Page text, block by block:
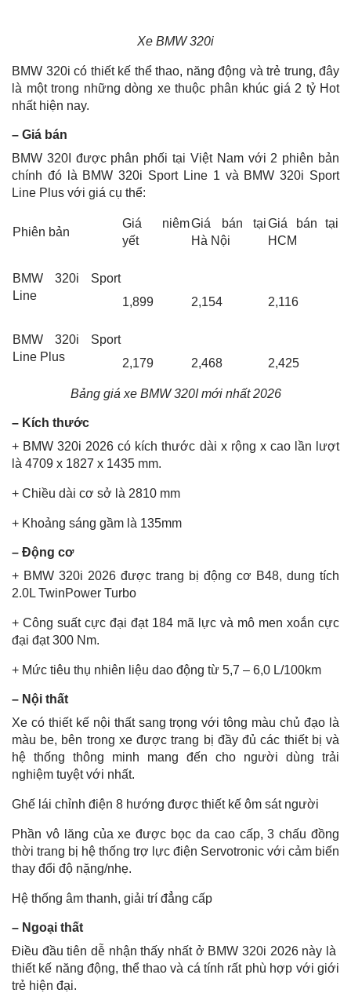
Xe BMW 320i
BMW 320i có thiết kế thể thao, năng động và trẻ trung, đây
là một trong những dòng xe thuộc phân khúc giá 2 tỷ Hot
nhất hiện nay.
– Giá bán
BMW 320I được phân phối tại Việt Nam với 2 phiên bản
chính đó là BMW 320i Sport Line 1 và BMW 320i Sport
Line Plus với giá cụ thể:
Phiên bản
Giá niêm
yết
Giá bán tại
Hà Nội
Giá bán tại
HCM
BMW 320i Sport
Line
1,899 2,154 2,116
BMW 320i Sport
Line Plus
2,179 2,468 2,425
Bảng giá xe BMW 320I mới nhất 2026
– Kích thước
+ BMW 320i 2026 có kích thước dài x rộng x cao lần lượt
là 4709 x 1827 x 1435 mm.
+ Chiều dài cơ sở là 2810 mm
+ Khoảng sáng gầm là 135mm
– Động cơ
+ BMW 320i 2026 được trang bị động cơ B48, dung tích
2.0L TwinPower Turbo
+ Công suất cực đại đạt 184 mã lực và mô men xoắn cực
đại đạt 300 Nm.
+ Mức tiêu thụ nhiên liệu dao động từ 5,7 – 6,0 L/100km
– Nội thất
Xe có thiết kế nội thất sang trọng với tông màu chủ đạo là
màu be, bên trong xe được trang bị đầy đủ các thiết bị và
hệ thống thông minh mang đến cho người dùng trải
nghiệm tuyệt với nhất.
Ghế lái chỉnh điện 8 hướng được thiết kế ôm sát người
Phần vô lăng của xe được bọc da cao cấp, 3 chấu đồng
thời trang bị hệ thống trợ lực điện Servotronic với cảm biến
thay đổi độ nặng/nhẹ.
Hệ thống âm thanh, giải trí đẳng cấp
– Ngoại thất
Điều đầu tiên dễ nhận thấy nhất ở BMW 320i 2026 này là
thiết kế năng động, thể thao và cá tính rất phù hợp với giới
trẻ hiện đại.